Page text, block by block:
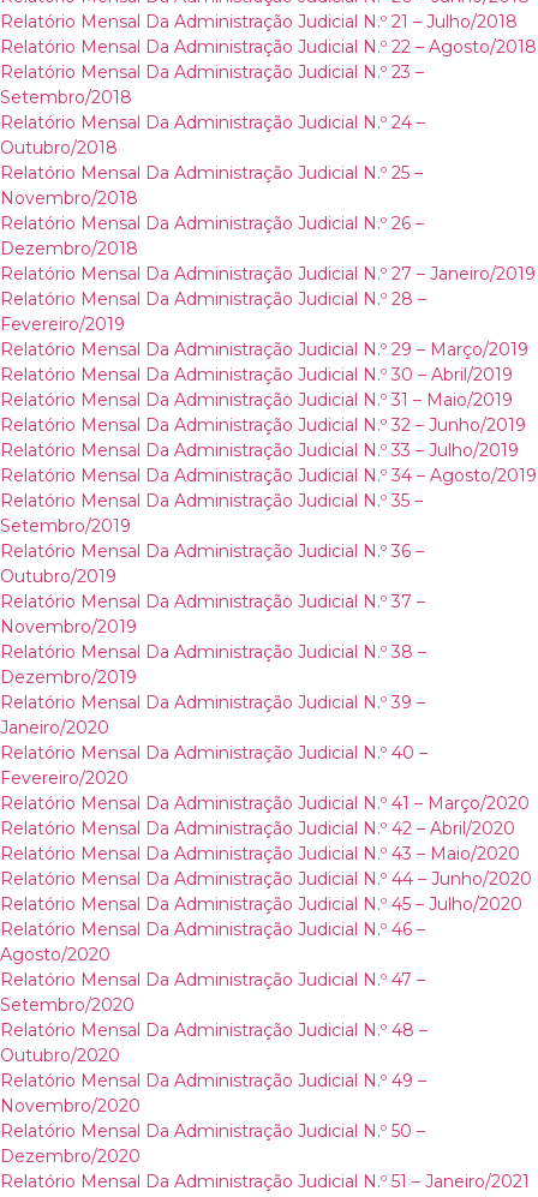
Relatório Mensal Da Administração Judicial N.º 21 – Julho/2018
Relatório Mensal Da Administração Judicial N.º 22 – Agosto/2018
Relatório Mensal Da Administração Judicial N.º 23 –
Setembro/2018
Relatório Mensal Da Administração Judicial N.º 24 –
Outubro/2018
Relatório Mensal Da Administração Judicial N.º 25 –
Novembro/2018
Relatório Mensal Da Administração Judicial N.º 26 –
Dezembro/2018
Relatório Mensal Da Administração Judicial N.º 27 – Janeiro/2019
Relatório Mensal Da Administração Judicial N.º 28 –
Fevereiro/2019
Relatório Mensal Da Administração Judicial N.º 29 – Março/2019
Relatório Mensal Da Administração Judicial N.º 30 – Abril/2019
Relatório Mensal Da Administração Judicial N.º 31 – Maio/2019
Relatório Mensal Da Administração Judicial N.º 32 – Junho/2019
Relatório Mensal Da Administração Judicial N.º 33 – Julho/2019
Relatório Mensal Da Administração Judicial N.º 34 – Agosto/2019
Relatório Mensal Da Administração Judicial N.º 35 –
Setembro/2019
Relatório Mensal Da Administração Judicial N.º 36 –
Outubro/2019
Relatório Mensal Da Administração Judicial N.º 37 –
Novembro/2019
Relatório Mensal Da Administração Judicial N.º 38 –
Dezembro/2019
Relatório Mensal Da Administração Judicial N.º 39 –
Janeiro/2020
Relatório Mensal Da Administração Judicial N.º 40 –
Fevereiro/2020
Relatório Mensal Da Administração Judicial N.º 41 – Março/2020
Relatório Mensal Da Administração Judicial N.º 42 – Abril/2020
Relatório Mensal Da Administração Judicial N.º 43 – Maio/2020
Relatório Mensal Da Administração Judicial N.º 44 – Junho/2020
Relatório Mensal Da Administração Judicial N.º 45 – Julho/2020
Relatório Mensal Da Administração Judicial N.º 46 –
Agosto/2020
Relatório Mensal Da Administração Judicial N.º 47 –
Setembro/2020
Relatório Mensal Da Administração Judicial N.º 48 –
Outubro/2020
Relatório Mensal Da Administração Judicial N.º 49 –
Novembro/2020
Relatório Mensal Da Administração Judicial N.º 50 –
Dezembro/2020
Relatório Mensal Da Administração Judicial N.º 51 – Janeiro/2021